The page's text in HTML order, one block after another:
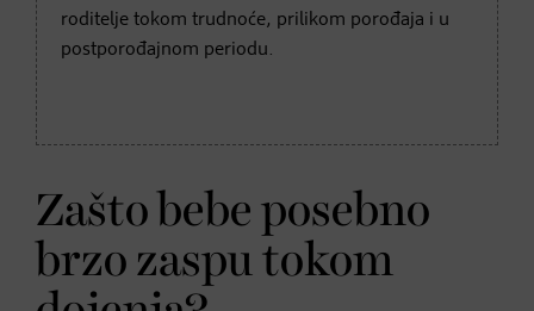
roditelje tokom trudnoće, prilikom porođaja i u
postporođajnom periodu.
Zašto bebe posebno
brzo zaspu tokom